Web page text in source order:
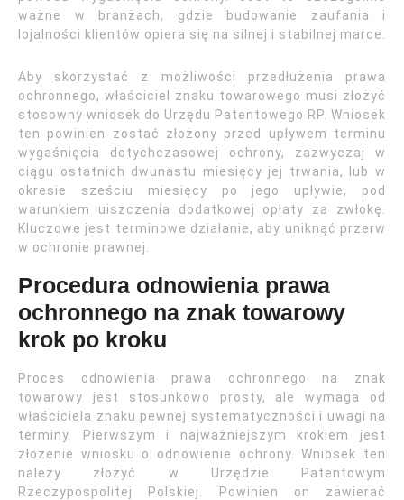
ważne w branżach, gdzie budowanie zaufania i
lojalności klientów opiera się na silnej i stabilnej marce.
Aby skorzystać z możliwości przedłużenia prawa
ochronnego, właściciel znaku towarowego musi złożyć
stosowny wniosek do Urzędu Patentowego RP. Wniosek
ten powinien zostać złożony przed upływem terminu
wygaśnięcia dotychczasowej ochrony, zazwyczaj w
ciągu ostatnich dwunastu miesięcy jej trwania, lub w
okresie sześciu miesięcy po jego upływie, pod
warunkiem uiszczenia dodatkowej opłaty za zwłokę.
Kluczowe jest terminowe działanie, aby uniknąć przerw
w ochronie prawnej.
Procedura odnowienia prawa
ochronnego na znak towarowy
krok po kroku
Proces odnowienia prawa ochronnego na znak
towarowy jest stosunkowo prosty, ale wymaga od
właściciela znaku pewnej systematyczności i uwagi na
terminy. Pierwszym i najważniejszym krokiem jest
złożenie wniosku o odnowienie ochrony. Wniosek ten
należy złożyć w Urzędzie Patentowym
Rzeczypospolitej Polskiej. Powinien on zawierać